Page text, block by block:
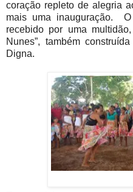
coração repleto de alegria
mais uma inauguração.
recebido por uma
Nunes”, tambémconstruída
Digna.